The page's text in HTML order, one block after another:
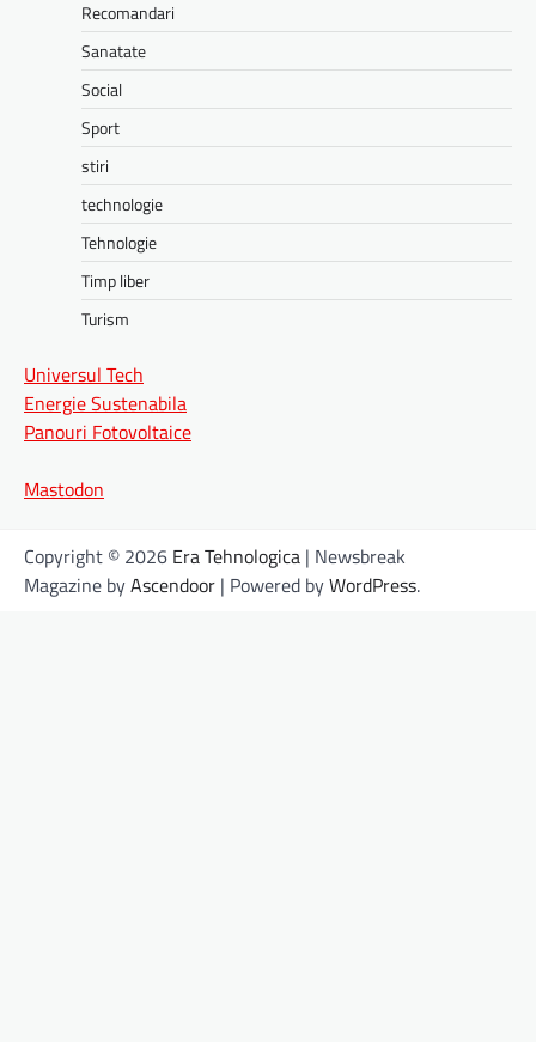
Recomandari
Sanatate
Social
Sport
stiri
technologie
Tehnologie
Timp liber
Turism
Universul Tech
Energie Sustenabila
Panouri Fotovoltaice
Mastodon
Copyright © 2026 Era Tehnologica | Newsbreak
Magazine byAscendoor | Powered byWordPress.